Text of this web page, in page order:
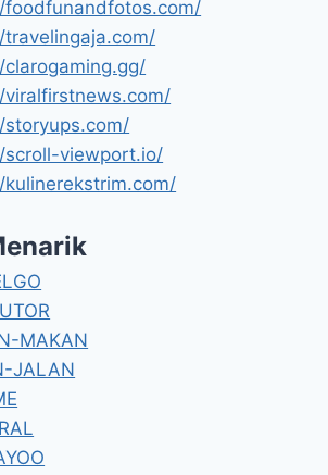
scroll-viewport.io/
MAKAN
JALAN